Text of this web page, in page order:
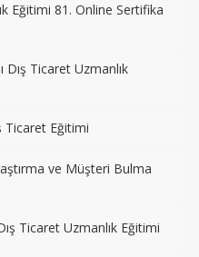
Eğitimi 81. Online Sertifika
Ticaret Uzmanlık
Ticaret Eğitimi
ve Müşteri Bulma
Ticaret Uzmanlık Eğitimi